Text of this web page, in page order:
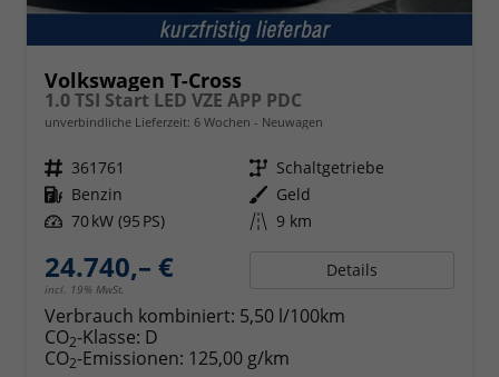
Volkswagen T-Cross
1.0 TSI Start LED VZE APP PDC
unverbindliche Lieferzeit: 6 Wochen Neuwagen
Fahrzeugnr. 361761 Getriebe Schaltgetriebe
Kraftstoff Benzin Außenfarbe Geld
Leistung 70 kW (95 PS) Kilometerstand 9 km
24.740,– €
incl. 19% MwSt.
Details
Verbrauch kombiniert: 5,50 l/100km
CO2-Klasse: D
CO2-Emissionen: 125,00 g/km